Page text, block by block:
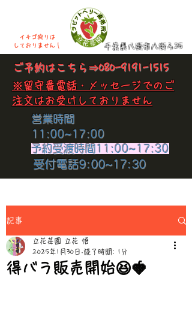
イチゴ狩りは
​しておりません！
千葉県八街市八街ろ25
​ご予約はこちら⇒080-9191-1515
​※留守番電話・メッセージでのご
注文はお受けしておりません
​営業時間
11:00~17:00
​予約受渡時間11:00~17:30
​受付電話9:00~17:30
記事
得バラ販売開始😆🍓
立花苺園 立花 悟
2025年1月30日 読了時間: 1分